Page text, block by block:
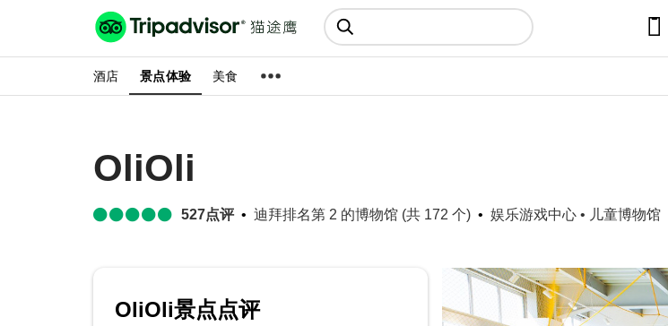
猫途鹰:景点、酒店、美食十亿条
点评

酒店 景点体验 美食
OliOli
527点评 迪拜排名第 2 的博物馆 (共 172 个) 娱乐游戏中心 • 儿童博物馆
OliOli景点点评